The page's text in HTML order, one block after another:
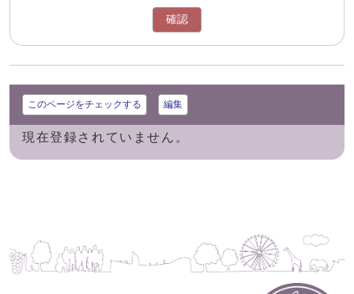
確認
このページをチェックする 編集
現在登録されていません。